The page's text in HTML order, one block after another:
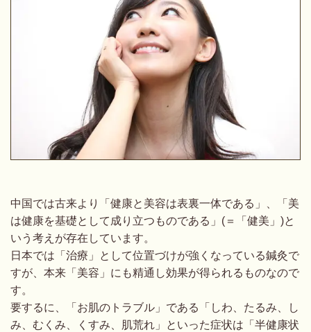
中国では古来より「健康と美容は表裏一体である」、「美
は健康を基礎として成り立つものである」(＝「健美」)と
いう考えが存在しています。
日本では「治療」として位置づけが強くなっている鍼灸で
すが、本来「美容」にも精通し効果が得られるものなので
す。
要するに、「お肌のトラブル」である「しわ、たるみ、し
み、むくみ、くすみ、肌荒れ」といった症状は「半健康状